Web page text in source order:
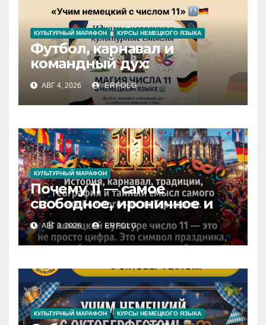
КУЛЬТУРНЫЙ МАРАФОН КУРСЫ НЕМЕЦКОГО ЯЗЫКА
Футбол, карнавал и
командный дух:
раскрываем секреты числа
11 в немецком языке!
АВГ 4, 2026 ERFOLG
КУЛЬТУРНЫЙ МАРАФОН
Почему 11 — самое
свободное, ироничное и
любимое число в
немецкой культуре?
АВГ 3, 2026 ERFOLG
КУЛЬТУРНЫЙ МАРАФОН КУРСЫ НЕМЕЦКОГО ЯЗЫКА